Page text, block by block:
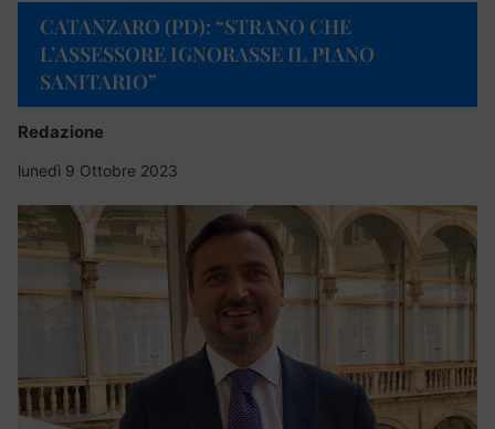
CATANZARO (PD): “STRANO CHE
L’ASSESSORE IGNORASSE IL PIANO
SANITARIO”
Redazione
lunedì 9 Ottobre 2023